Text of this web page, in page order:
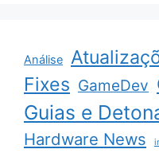
Análise
Fixes GameDev
Guias e
Hardware News